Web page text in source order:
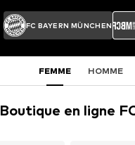
FC BAYERN MÜNCHEN
FEMME HOMME
Boutique en ligne